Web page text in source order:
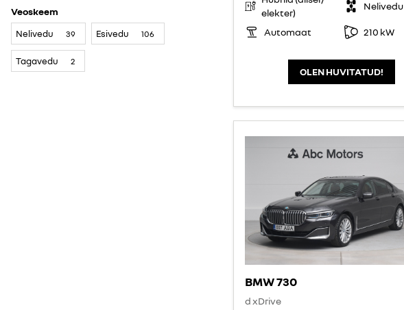
Veoskeem
Nelivedu 39 Esivedu 106
Tagavedu 2
elekter)
Nelivedu
Automaat 210 kW
OLEN HUVITATUD!
BMW 730
d xDrive